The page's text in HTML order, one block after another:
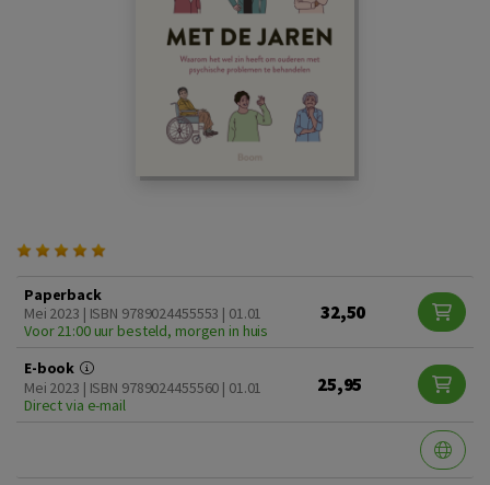
Paperback
Mei 2023 | ISBN 9789024455553 | 01.01
Voor 21:00 uur besteld, morgen in huis
32,50
E-book
Mei 2023 | ISBN 9789024455560 | 01.01
Direct via e-mail
25,95